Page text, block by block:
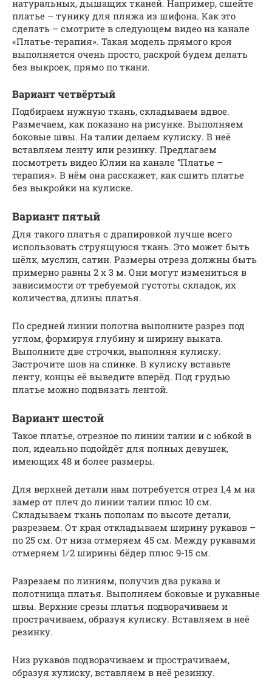
натуральных, дышащих тканей. Например, сшейте
платье – тунику для пляжа из шифона. Как это
сделать – смотрите в следующем видео на канале
«Платье-терапия». Такая модель прямого кроя
выполняется очень просто, раскрой будем делать
без выкроек, прямо по ткани.
Вариант четвёртый
Подбираем нужную ткань, складываем вдвое.
Размечаем, как показано на рисунке. Выполняем
боковые швы. На талии делаем кулиску. В неё
вставляем ленту или резинку. Предлагаем
посмотреть видео Юлии на канале “Платье –
терапия». В нём она расскажет, как сшить платье
без выкройки на кулиске.
Вариант пятый
Для такого платья с драпировкой лучше всего
использовать струящуюся ткань. Это может быть
шёлк, муслин, сатин. Размеры отреза должны быть
примерно равны 2 х 3 м. Они могут измениться в
зависимости от требуемой густоты складок, их
количества, длины платья.
По средней линии полотна выполните разрез под
углом, формируя глубину и ширину выката.
Выполните две строчки, выполняя кулиску.
Застрочите шов на спинке. В кулиску вставьте
ленту, концы её выведите вперёд. Под грудью
платье можно подвязать лентой.
Вариант шестой
Такое платье, отрезное по линии талии и с юбкой в
пол, идеально подойдёт для полных девушек,
имеющих 48 и более размеры.
Для верхней детали нам потребуется отрез 1,4 м на
замер от плеч до линии талии плюс 10 см.
Складываем ткань пополам по высоте детали,
разрезаем. От края откладываем ширину рукавов –
по 25 см. От низа отмеряем 45 см. Между рукавами
отмеряем 1⁄2 ширины бёдер плюс 9-15 см.
Разрезаем по линиям, получив два рукава и
полотнища платья. Выполняем боковые и рукавные
швы. Верхние срезы платья подворачиваем и
прострачиваем, образуя кулиску. Вставляем в неё
резинку.
Низ рукавов подворачиваем и прострачиваем,
образуя кулиску, вставляем в неё резинку.